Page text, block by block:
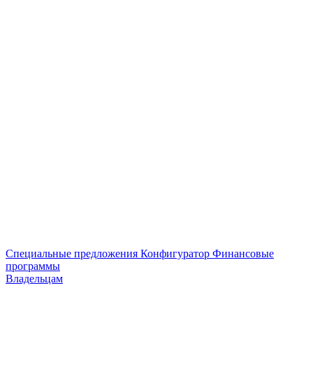
Специальные предложения Конфигуратор Финансовые
программы
Владельцам